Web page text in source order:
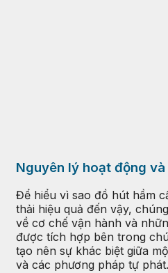
Nguyên lý hoạt động
Để hiểu vì sao đồ hút hầm
thải hiệu quả đến vậy,
về cơ chế vận hành và
được tích hợp bên trong
tạo nên sự khác biệt giữa
và các phương pháp tự phát.